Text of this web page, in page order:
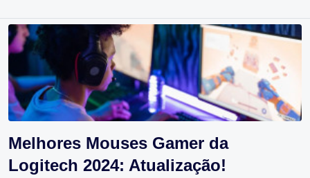
Melhores Mouses Gamer da
Logitech 2024: Atualização!